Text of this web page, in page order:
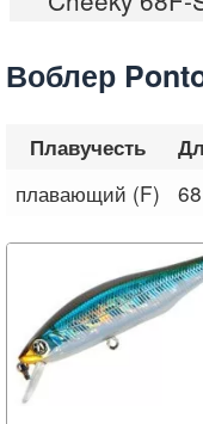
Воблер
Плавучесть
плавающий (F)